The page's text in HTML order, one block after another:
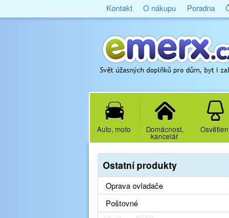
Kontakt O nákupu Poradna
Auto, moto Domácnost,
kancelář
Ostatní produkty
Oprava ovladače
Poštovné